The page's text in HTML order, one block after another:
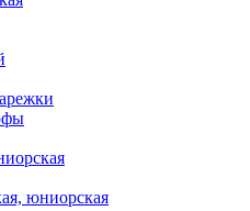
юниорская